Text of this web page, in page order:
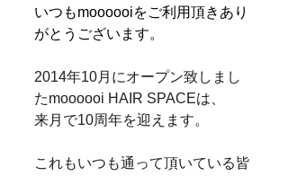
いつもmoooooiをご利用頂きあり
がとうございます。
2014年10月にオープン致しまし
たmoooooi HAIR SPACEは、
来月で10周年を迎えます。
これもいつも通って頂いている皆